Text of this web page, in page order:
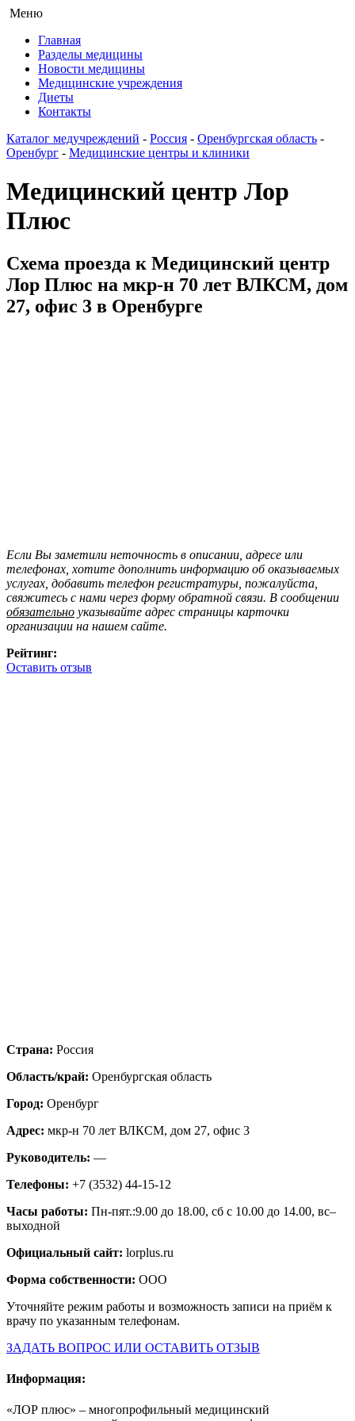
Меню
Главная
Разделы медицины
Новости медицины
Медицинские учреждения
Диеты
Контакты
Каталог медучреждений - Россия - Оренбургская область -
Оренбург - Медицинские центры и клиники
Медицинский центр Лор
Плюс
Схема проезда к Медицинский центр
Лор Плюс на мкр-н 70 лет ВЛКСМ, дом
27, офис 3 в Оренбурге
Если Вы заметили неточность в описании, адресе или
телефонах, хотите дополнить информацию об оказываемых
услугах, добавить телефон регистратуры, пожалуйста,
свяжитесь с нами через форму обратной связи. В сообщении
обязательно указывайте адрес страницы карточки
организации на нашем сайте.
Рейтинг:
Оставить отзыв
Страна: Россия
Область/край: Оренбургская область
Город: Оренбург
Адрес: мкр-н 70 лет ВЛКСМ, дом 27, офис 3
Руководитель: —
Телефоны: +7 (3532) 44-15-12
Часы работы: Пн-пят.:9.00 до 18.00, сб с 10.00 до 14.00, вс–
выходной
Официальный сайт: lorplus.ru
Форма собственности: ООО
Уточняйте режим работы и возможность записи на приём к
врачу по указанным телефонам.
ЗАДАТЬ ВОПРОС ИЛИ ОСТАВИТЬ ОТЗЫВ
Информация:
«ЛОР плюс» – многопрофильный медицинский